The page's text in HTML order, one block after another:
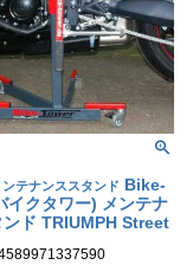
テナンススタンド Bike-
イクタワー) メンテナ
ンド TRIUMPH Street